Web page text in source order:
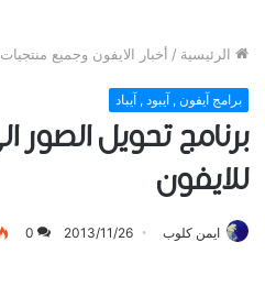
الرئيسية / أخبار الايفون وجميع منتجيات Apple
برامج آيفون , آيبود , آيباد
للايفون
ايمن كلوب 2013/11/26
0